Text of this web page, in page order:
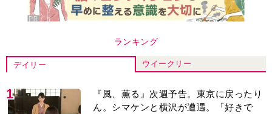
ランキング
デイリー ウイークリー
1
『風、薫る』次週予告。東京に戻ったり
ん。シマケンと横沢が遭遇。「好きで